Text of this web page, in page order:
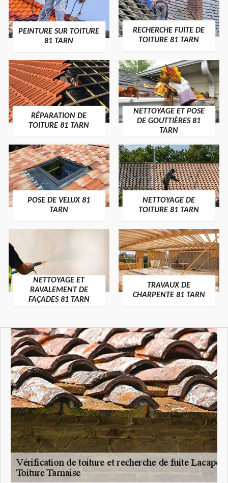
PEINTURE SUR TOITURE
81 TARN
RECHERCHE FUITE DE
TOITURE 81 TARN
RÉPARATION DE
TOITURE 81 TARN
NETTOYAGE ET POSE
DE GOUTTIÈRES 81
TARN
POSE DE VELUX 81
TARN
NETTOYAGE DE
TOITURE 81 TARN
NETTOYAGE ET
RAVALEMENT DE
FAÇADES 81 TARN
TRAVAUX DE
CHARPENTE 81 TARN